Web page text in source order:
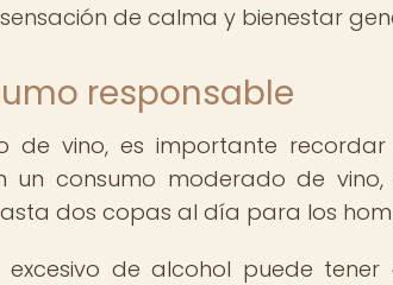
de calma y bienestar
responsable
de vino, es importante
un consumo moderado de
dos copas al día para los
de alcohol puede tener